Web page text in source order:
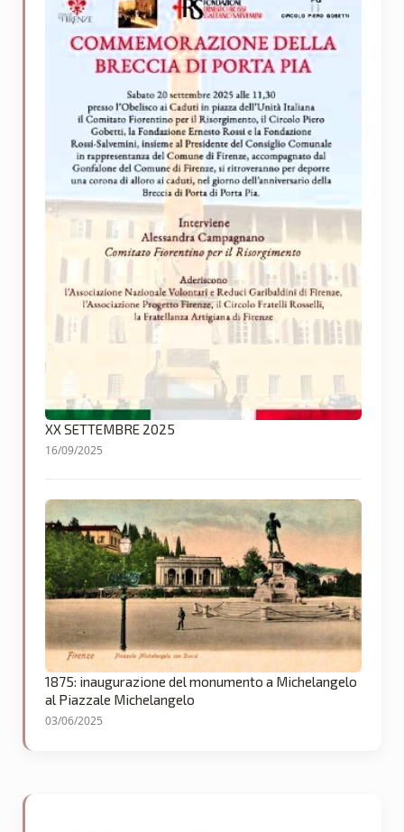
XX SETTEMBRE 2025
16/09/2025
1875: inaugurazione del monumento a Michelangelo
al Piazzale Michelangelo
03/06/2025